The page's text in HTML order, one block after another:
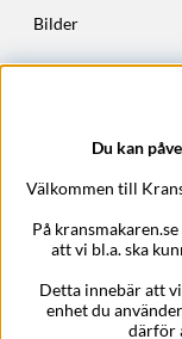
Bilder
Höstkransar
Epost:
Du kan
Välkommen till
På
att vi bl.a. ska
Detta innebär att
enhet du
därför